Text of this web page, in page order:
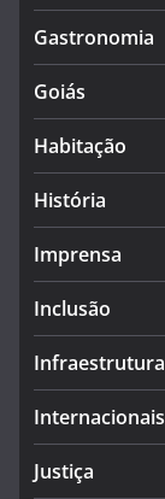
Gastronomia
Goiás
Habitação
História
Imprensa
Inclusão
Infraestrutura
Internacionais
Justiça